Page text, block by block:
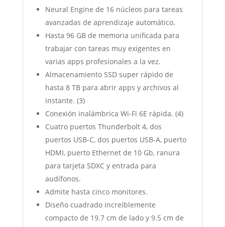
Neural Engine de 16 núcleos para tareas
avanzadas de aprendizaje automático.
Hasta 96 GB de memoria unificada para
trabajar con tareas muy exigentes en
varias apps profesionales a la vez.
Almacenamiento SSD super rápido de
hasta 8 TB para abrir apps y archivos al
instante. (3)
Conexión inalámbrica Wi-Fi 6E rápida. (4)
Cuatro puertos Thunderbolt 4, dos
puertos USB-C, dos puertos USB-A, puerto
HDMI, puerto Ethernet de 10 Gb, ranura
para tarjeta SDXC y entrada para
audífonos.
Admite hasta cinco monitores.
Diseño cuadrado increíblemente
compacto de 19.7 cm de lado y 9.5 cm de